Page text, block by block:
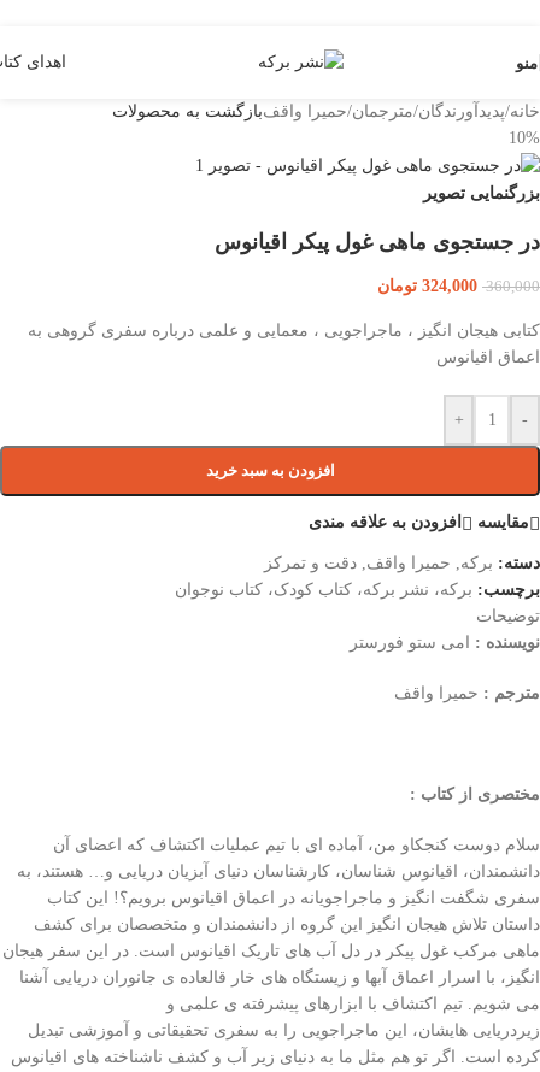
منو اهدای
خانه/پدیدآورندگان/مترجمان/حمیرا واقفبازگشت به محصولات
10%
بزرگنمایی تصویر
در جستجوی ماهی غول پیکر اقیانوس
360,000
324,000 تومان
کتابی هیجان انگیز ، ماجراجویی ، معمایی و علمی درباره سفری گروهی به
اعماق اقیانوس
-
+
افزودن به سبد خرید
مقایسه افزودن به علاقه مندی
دسته: برکه حمیرا واقف دقت و تمرکز
برچسب: برکه، نشر برکه، کتاب کودک، کتاب نوجوان
توضیحات
نویسنده : امی ستو فورستر
مترجم : حمیرا واقف
مختصری از کتاب :
سلام دوست کنجکاو من، آماده ای با تیم عملیات اکتشاف که اعضای آن
دانشمندان، اقیانوس شناسان، کارشناسان دنیای آبزیان دریایی و… هستند، به
سفری شگفت انگیز و ماجراجویانه در اعماق اقیانوس برویم؟! این کتاب
داستان تلاش هیجان انگیز این گروه از دانشمندان و متخصصان برای کشف
ماهی مرکب غول پیکر در دل آب های تاریک اقیانوس است. در این سفر هیجان
انگیز، با اسرار اعماق آبها و زیستگاه های خار قالعاده ی جانوران دریایی آشنا
می شویم. تیم اکتشاف با ابزارهای پیشرفته ی علمی و
زیردریایی هایشان، این ماجراجویی را به سفری تحقیقاتی و آموزشی تبدیل
کرده است. اگر تو هم مثل ما به دنیای زیر آب و کشف ناشناخته های اقیانوس